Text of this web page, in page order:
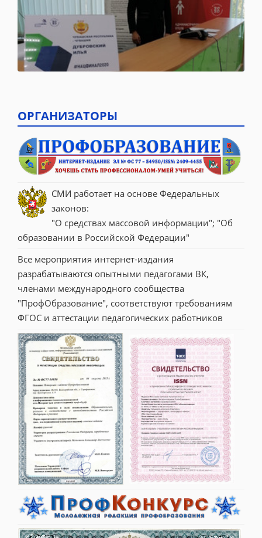
ОРГАНИЗАТОРЫ
СМИ работает на основе Федеральных
законов:
"О средствах массовой информации"; "Об
образовании в Российской Федерации"
Все мероприятия интернет-издания
разрабатываются опытными педагогами ВК,
членами международного сообщества
"ПрофОбразование", соответствуют требованиям
ФГОС и аттестации педагогических работников